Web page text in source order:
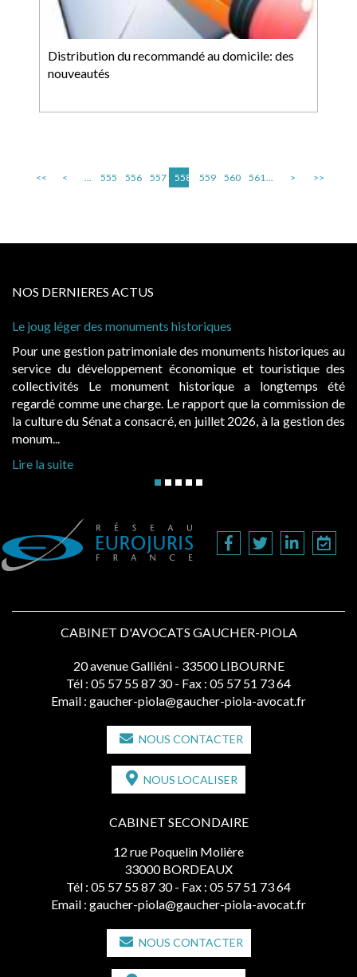
Distribution du recommandé au domicile: des
nouveautés
<< < ... 555 556 557 558 559 560 561... > >>
NOS DERNIERES ACTUS
léger des monuments historiques
gestion patrimoniale des monuments historiques au
du développement économique et touristique des
Le monument historique a longtemps été
comme une charge. Le rapport que la commission de
du Sénat a consacré, en juillet 2026, à la gestion des
suite
public,
CABINET D'AVOCATS GAUCHER-PIOLA
20 avenue Galliéni - 33500 LIBOURNE
Tél : 05 57 55 87 30 - Fax : 05 57 51 73 64
Email : gaucher-piola@gaucher-piola-avocat.fr
NOUS CONTACTER
NOUS LOCALISER
CABINET SECONDAIRE
12 rue Poquelin Molière
33000 BORDEAUX
Tél : 05 57 55 87 30 - Fax : 05 57 51 73 64
Email : gaucher-piola@gaucher-piola-avocat.fr
NOUS CONTACTER